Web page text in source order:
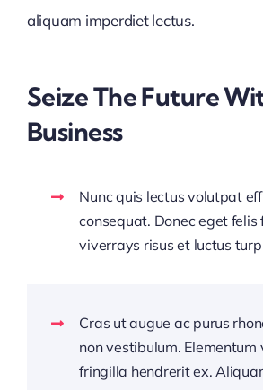
aliquam imperdiet lectus.
Seize The Future
Business
Nunc quis lectus volutpat
consequat. Donec eget felis
viverrays risus et luctus
Cras ut augue ac purus
non vestibulum. Elementum
fringilla hendrerit ex.